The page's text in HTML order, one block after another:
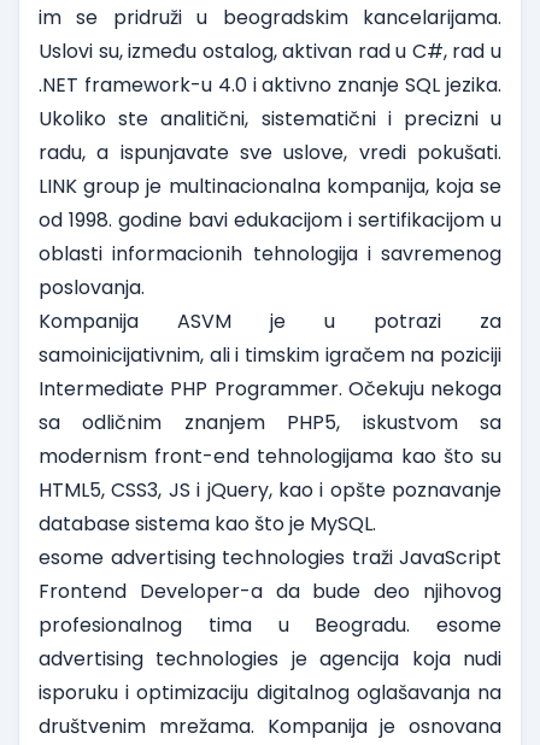
im se pridruži u beogradskim kancelarijama.
Uslovi su, između ostalog, aktivan rad u C#, rad u
.NET framework-u 4.0 i aktivno znanje SQL jezika.
Ukoliko ste analitični, sistematični i precizni u
radu, a ispunjavate sve uslove, vredi pokušati.
LINK group je multinacionalna kompanija, koja se
od 1998. godine bavi edukacijom i sertifikacijom u
oblasti informacionih tehnologija i savremenog
poslovanja.
Kompanija ASVM je u potrazi za
samoinicijativnim, ali i timskim igračem na poziciji
Intermediate PHP Programmer. Očekuju nekoga
sa odličnim znanjem PHP5, iskustvom sa
modernism front-end tehnologijama kao što su
HTML5, CSS3, JS i jQuery, kao i opšte poznavanje
database sistema kao što je MySQL.
esome advertising technologies traži JavaScript
Frontend Developer-a da bude deo njihovog
profesionalnog tima u Beogradu. esome
advertising technologies je agencija koja nudi
isporuku i optimizaciju digitalnog oglašavanja na
društvenim mrežama. Kompanija je osnovana